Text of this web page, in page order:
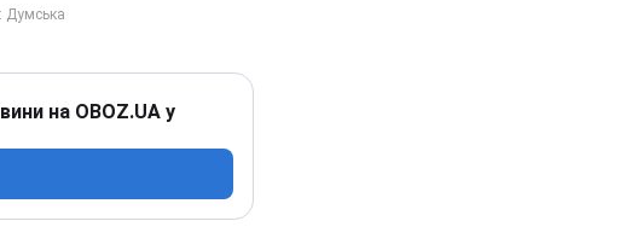
на OBOZ.UA у